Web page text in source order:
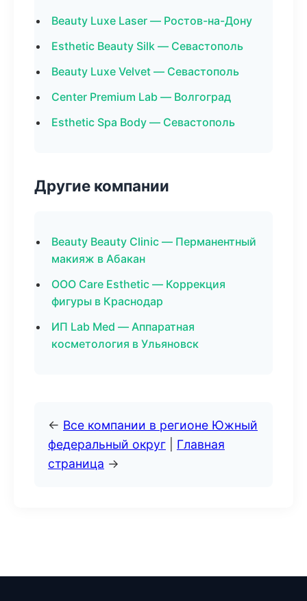
Beauty Luxe Laser — Ростов-на-Дону
Esthetic Beauty Silk — Севастополь
Beauty Luxe Velvet — Севастополь
Center Premium Lab — Волгоград
Esthetic Spa Body — Севастополь
Другие компании
Beauty Beauty Clinic — Перманентный
макияж в Абакан
ООО Care Esthetic — Коррекция
фигуры в Краснодар
ИП Lab Med — Аппаратная
косметология в Ульяновск
← Все компании в регионе Южный
федеральный округ
Главная
страница →